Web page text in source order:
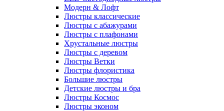
Модерн & Лофт
Люстры классические
Люстры с абажурами
Люстры с плафонами
Хрустальные люстры
Люстры с деревом
Люстры Ветки
Люстры флористика
Большие люстры
Детские люстры и бра
Люстры Космос
Люстры эконом